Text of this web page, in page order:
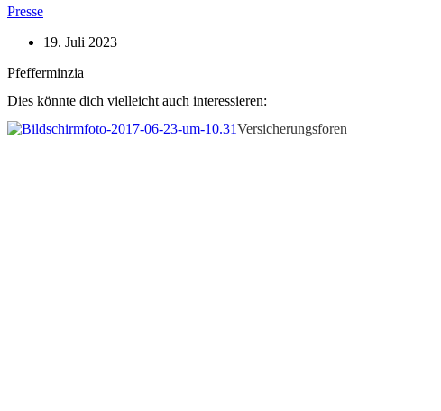
Presse
19. Juli 2023
Pfefferminzia
Dies könnte dich vielleicht auch interessieren:
Versicherungsforen